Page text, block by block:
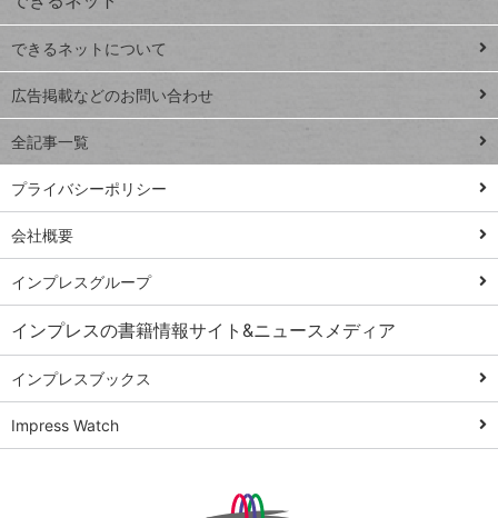
close
閉じ
る
連載
Excel Q&A
トイアンナ流仕
事術
PowerAutomate
ではじめる業務
の完全自動化
AI議事録作成術
Windows 11
Q&A
Teams踏み込み
活用術
Excel講師の仕事
術
できるネットについて
広告掲載などのお問い合わせ
全記事一覧
プライバシーポリシー
会社概要
インプレスグループ
インプレスの書籍情報サイト&ニュースメディア
インプレスブックス
Impress Watch